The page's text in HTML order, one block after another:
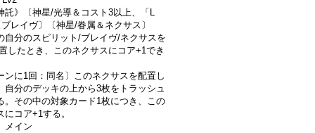
託》〔神星/光導＆コスト3以上、「L
レイヴ〕〔神星/眷属＆ネクサス〕
分のスピリット/ブレイヴ/ネクサスを
したとき、このネクサスにコア+1でき
に1回：同名〕このネクサスを配置し
自分のデッキの上から3枚をトラッシュ
。その中の対象カード1枚につき、この
にコア+1する。
メイン